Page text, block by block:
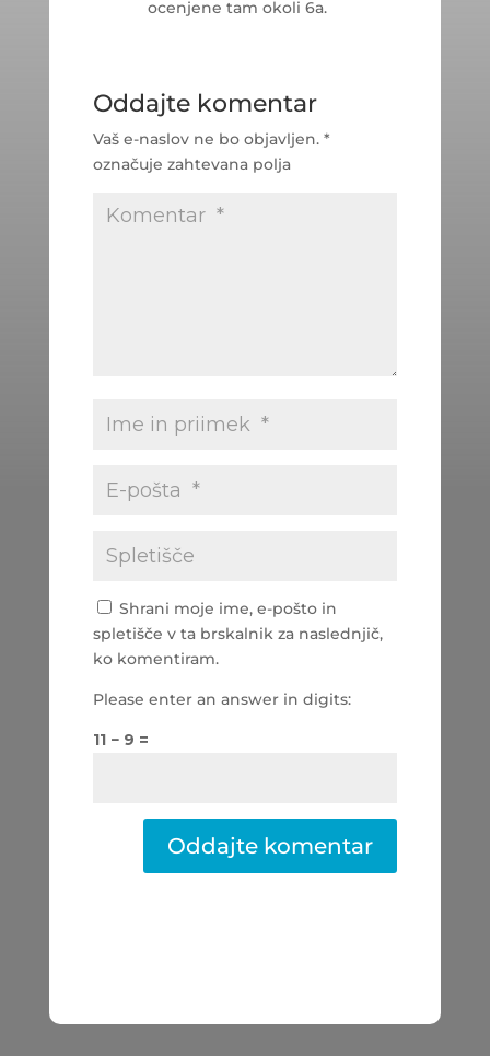
ocenjene tam okoli 6a.
Oddajte komentar
Vaš e-naslov ne bo objavljen. *
označuje zahtevana polja
Shrani moje ime, e-pošto in
spletišče v ta brskalnik za naslednjič,
ko komentiram.
Please enter an answer in digits:
11 − 9 =
Oddajte komentar